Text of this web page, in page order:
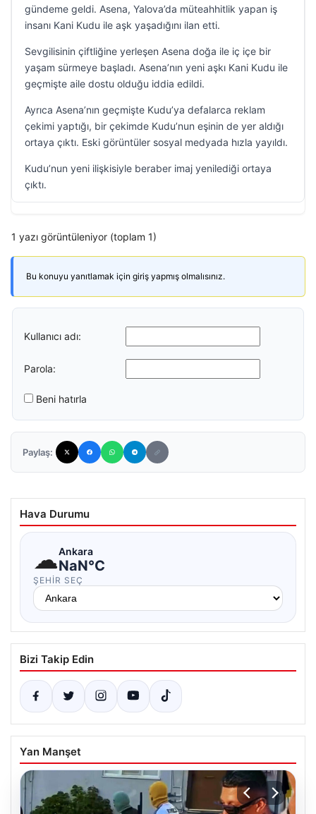
gündeme geldi. Asena, Yalova’da müteahhitlik yapan iş
insanı Kani Kudu ile aşk yaşadığını ilan etti.
Sevgilisinin çiftliğine yerleşen Asena doğa ile iç içe bir
yaşam sürmeye başladı. Asena’nın yeni aşkı Kani Kudu ile
geçmişte aile dostu olduğu iddia edildi.
Ayrıca Asena’nın geçmişte Kudu’ya defalarca reklam
çekimi yaptığı, bir çekimde Kudu’nun eşinin de yer aldığı
ortaya çıktı. Eski görüntüler sosyal medyada hızla yayıldı.
Kudu’nun yeni ilişkisiyle beraber imaj yenilediği ortaya
çıktı.
1 yazı görüntüleniyor (toplam 1)
Bu konuyu yanıtlamak için giriş yapmış olmalısınız.
Kullanıcı adı:
Parola:
Beni hatırla
Paylaş:
Hava Durumu
☁Ankara
NaN°C
ŞEHIR SEÇ
Bizi Takip Edin
Yan Manşet